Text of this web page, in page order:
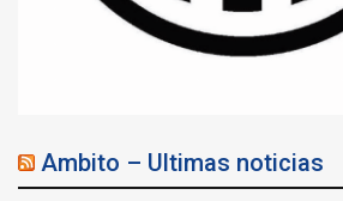
Ambito – Ultimas noticias